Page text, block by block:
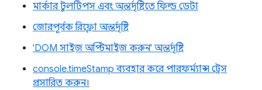
মার্কার টুলটিপস এবং অন্তর্দৃষ্টিতে ফিল্ড ডেটা
জোরপূর্বক রিফ্লো অন্তর্দৃষ্টি
'DOM সাইজ অপ্টিমাইজ করুন' অন্তর্দৃষ্টি
console.timeStamp ব্যবহার করে পারফর্ম্যান্স ট্রেস
প্রসারিত করুন।